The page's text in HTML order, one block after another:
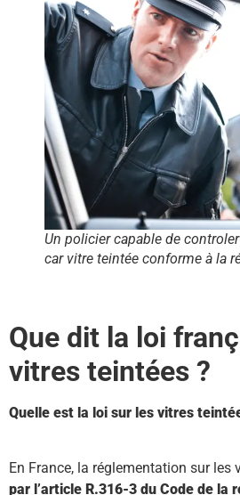
Un policier capable de
car vitre teintée conforme à la
Que dit la loi
vitres teintées ?
Quelle est la loi sur les vitres
En France, la réglementation sur les
par l’article R.316-3 du Code de la